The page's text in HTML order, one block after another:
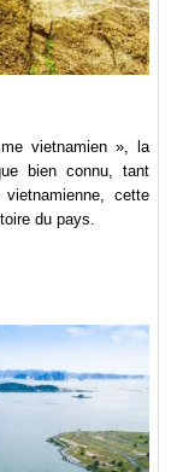
vietnamien », la
bien connu, tant
cette
du pays.